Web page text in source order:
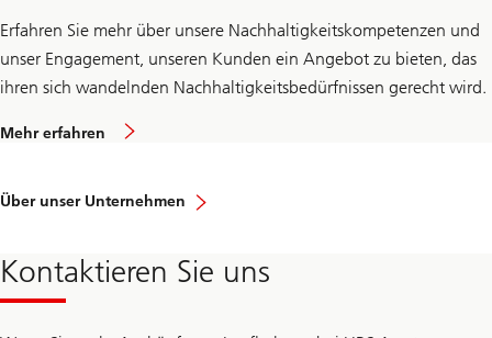
Erfahren Sie mehr über unsere Nachhaltigkeitskompetenzen und
unser Engagement, unseren Kunden ein Angebot zu bieten, das
ihren sich wandelnden Nachhaltigkeitsbedürfnissen gerecht wird.
Mehr erfahren
t
t
a
Über unser Unternehmen
Kontaktieren Sie uns